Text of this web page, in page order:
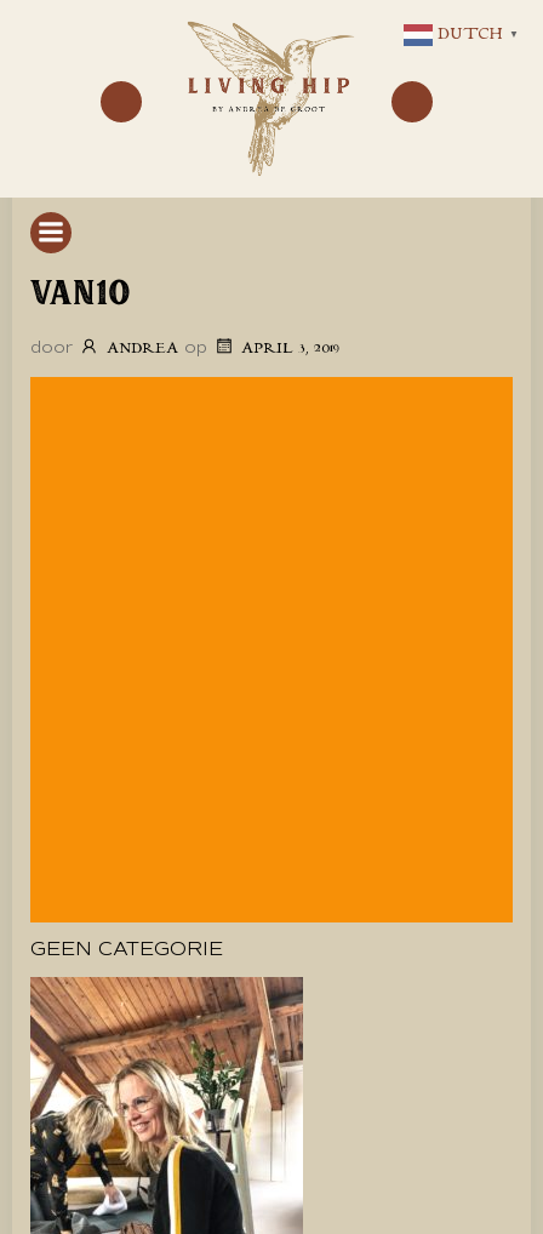
NAAR
DE
INHOUD
VAN10
door ANDREA op APRIL 3, 2019
GEEN CATEGORIE
DUTCH ▼